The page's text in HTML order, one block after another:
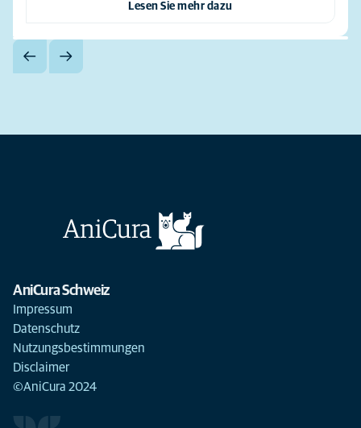
Lesen Sie mehr dazu
AniCura Schweiz
Impressum
Datenschutz
Nutzungsbestimmungen
Disclaimer
©AniCura 2024